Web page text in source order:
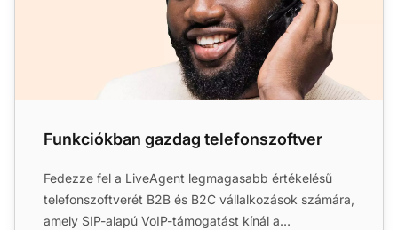
Funkciókban gazdag telefonszoftver
Fedezze fel a LiveAgent legmagasabb értékelésű
telefonszoftverét B2B és B2C vállalkozások számára,
amely SIP-alapú VoIP-támogatást kínál a